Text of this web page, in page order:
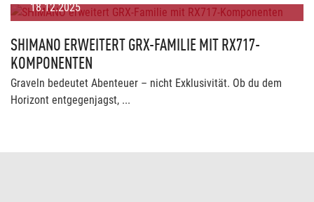
18.12.2025
SHIMANO ERWEITERT GRX-FAMILIE MIT RX717-
KOMPONENTEN
Graveln bedeutet Abenteuer – nicht Exklusivität. Ob du dem
Horizont entgegenjagst, ...